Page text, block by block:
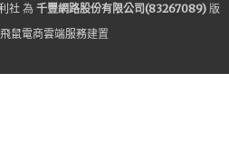
社 為 千豐網路股份有限公司(83267089) 版
飛鼠電商雲端服務建置